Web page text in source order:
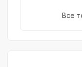
Все